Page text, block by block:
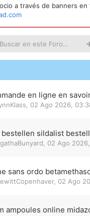
a través de banners
en ligne en
02 Ago 2026,
sildalist
02 Ago
sans ordo
, 02 Ago
ampoules online